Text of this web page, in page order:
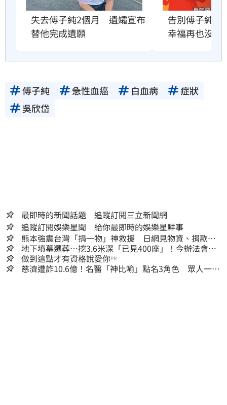
失去傅子純2個月　遺孀宣布
替他完成遺願
告別傅子純　
幸福再也沒有
傅子純 急性血癌 白血病
症狀
吳欣岱
最即時的新聞話題 追蹤訂閱三立新聞網
追蹤訂閱娛樂星聞 給你最即時的娛樂星鮮事
熊本強震台灣「捐一物」神救援 日網見物資、捐款
喊：給台灣統治算了
地下墳墓遷葬…挖3.6米深「已見400座」！今辦法會安
撫祖先
做到這點才有資格說愛你PR
慈濟遭詐10.6億！名醫「神比喻」點名3角色 眾人一看